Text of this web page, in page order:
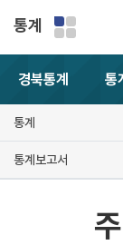
통계
경북통계 통
통계
통계보고서